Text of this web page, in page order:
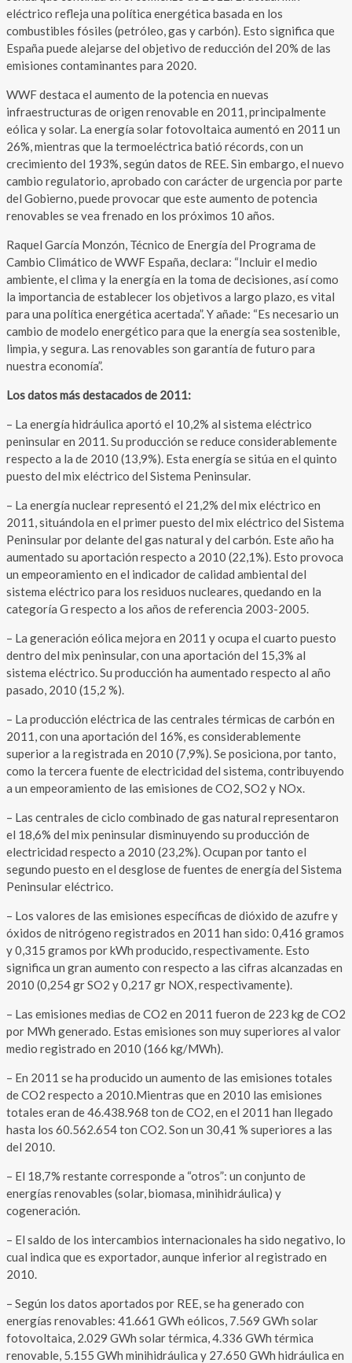
eléctrico refleja una política energética basada en los
combustibles fósiles (petróleo, gas y carbón). Esto significa que
España puede alejarse del objetivo de reducción del 20% de las
emisiones contaminantes para 2020.
WWF destaca el aumento de la potencia en nuevas
infraestructuras de origen renovable en 2011, principalmente
eólica y solar. La energía solar fotovoltaica aumentó en 2011 un
26%, mientras que la termoeléctrica batió récords, con un
crecimiento del 193%, según datos de REE. Sin embargo, el nuevo
cambio regulatorio, aprobado con carácter de urgencia por parte
del Gobierno, puede provocar que este aumento de potencia
renovables se vea frenado en los próximos 10 años.
Raquel García Monzón, Técnico de Energía del Programa de
Cambio Climático de WWF España, declara: “Incluir el medio
ambiente, el clima y la energía en la toma de decisiones, así como
la importancia de establecer los objetivos a largo plazo, es vital
para una política energética acertada”. Y añade: “Es necesario un
cambio de modelo energético para que la energía sea sostenible,
limpia, y segura. Las renovables son garantía de futuro para
nuestra economía”.
Los datos más destacados de 2011:
– La energía hidráulica aportó el 10,2% al sistema eléctrico
peninsular en 2011. Su producción se reduce considerablemente
respecto a la de 2010 (13,9%). Esta energía se sitúa en el quinto
puesto del mix eléctrico del Sistema Peninsular.
– La energía nuclear representó el 21,2% del mix eléctrico en
2011, situándola en el primer puesto del mix eléctrico del Sistema
Peninsular por delante del gas natural y del carbón. Este año ha
aumentado su aportación respecto a 2010 (22,1%). Esto provoca
un empeoramiento en el indicador de calidad ambiental del
sistema eléctrico para los residuos nucleares, quedando en la
categoría G respecto a los años de referencia 2003-2005.
– La generación eólica mejora en 2011 y ocupa el cuarto puesto
dentro del mix peninsular, con una aportación del 15,3% al
sistema eléctrico. Su producción ha aumentado respecto al año
pasado, 2010 (15,2 %).
– La producción eléctrica de las centrales térmicas de carbón en
2011, con una aportación del 16%, es considerablemente
superior a la registrada en 2010 (7,9%). Se posiciona, por tanto,
como la tercera fuente de electricidad del sistema, contribuyendo
a un empeoramiento de las emisiones de CO2, SO2 y NOx.
– Las centrales de ciclo combinado de gas natural representaron
el 18,6% del mix peninsular disminuyendo su producción de
electricidad respecto a 2010 (23,2%). Ocupan por tanto el
segundo puesto en el desglose de fuentes de energía del Sistema
Peninsular eléctrico.
– Los valores de las emisiones específicas de dióxido de azufre y
óxidos de nitrógeno registrados en 2011 han sido: 0,416 gramos
y 0,315 gramos por kWh producido, respectivamente. Esto
significa un gran aumento con respecto a las cifras alcanzadas en
2010 (0,254 gr SO2 y 0,217 gr NOX, respectivamente).
– Las emisiones medias de CO2 en 2011 fueron de 223 kg de CO2
por MWh generado. Estas emisiones son muy superiores al valor
medio registrado en 2010 (166 kg/MWh).
– En 2011 se ha producido un aumento de las emisiones totales
de CO2 respecto a 2010.Mientras que en 2010 las emisiones
totales eran de 46.438.968 ton de CO2, en el 2011 han llegado
hasta los 60.562.654 ton CO2. Son un 30,41 % superiores a las
del 2010.
– El 18,7% restante corresponde a “otros”: un conjunto de
energías renovables (solar, biomasa, minihidráulica) y
cogeneración.
– El saldo de los intercambios internacionales ha sido negativo, lo
cual indica que es exportador, aunque inferior al registrado en
2010.
– Según los datos aportados por REE, se ha generado con
energías renovables: 41.661 GWh eólicos, 7.569 GWh solar
fotovoltaica, 2.029 GWh solar térmica, 4.336 GWh térmica
renovable, 5.155 GWh minihidráulica y 27.650 GWh hidráulica en